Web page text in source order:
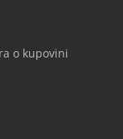
o kupovini